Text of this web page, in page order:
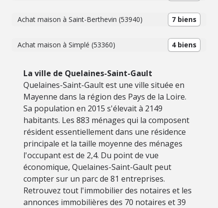
Achat maison à Saint-Berthevin (53940) 7 biens
Achat maison à Simplé (53360) 4 biens
La ville de Quelaines-Saint-Gault
Quelaines-Saint-Gault est une ville située en
Mayenne dans la région des Pays de la Loire.
Sa population en 2015 s'élevait à 2149
habitants. Les 883 ménages qui la composent
résident essentiellement dans une résidence
principale et la taille moyenne des ménages
l'occupant est de 2,4. Du point de vue
économique, Quelaines-Saint-Gault peut
compter sur un parc de 81 entreprises.
Retrouvez tout l'immobilier des notaires et les
annonces immobilières des 70 notaires et 39